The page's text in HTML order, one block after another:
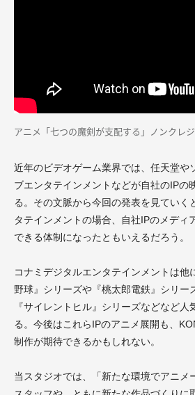
アニメ「七つの魔剣が支配する」ノンクレ
近年のビデオゲーム業界では、任天堂や
ブエンタテインメントなどが自社のIPの
る。その文脈から今回の発表を見ていく
タテインメントの場合、自社IPのメディ
できる体制になったともいえるだろう。
コナミデジタルエンタテインメントは他
野球』シリーズや『桃太郎電鉄』シリー
『サイレントヒル』シリーズなどなど
る。今後はこれらIPのアニメ展開も、
制作が期待できるかもしれない。
当スタジオでは、「新たな環境でアニメ